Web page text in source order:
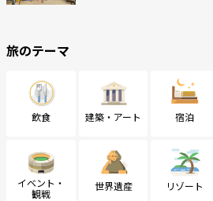
旅のテーマ
飲食 建築・アート 宿泊
イベント・
観戦
世界遺産 リゾート